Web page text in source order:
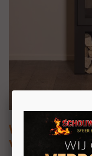
Wanders
Vrijstaande